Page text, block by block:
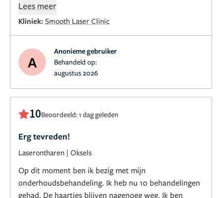
gemak voelt, professioneel etc etc. Ik ga sowieso
Lees meer
Kliniek: Smooth Laser Clinic
A
Anonieme gebruiker
Behandeld op:
augustus 2026
10Beoordeeld: 1 dag geleden
Erg tevreden!
Laserontharen | Oksels
Op dit moment ben ik bezig met mijn
onderhoudsbehandeling. Ik heb nu 10 behandelingen
gehad. De haartjes blijven nagenoeg weg. Ik ben